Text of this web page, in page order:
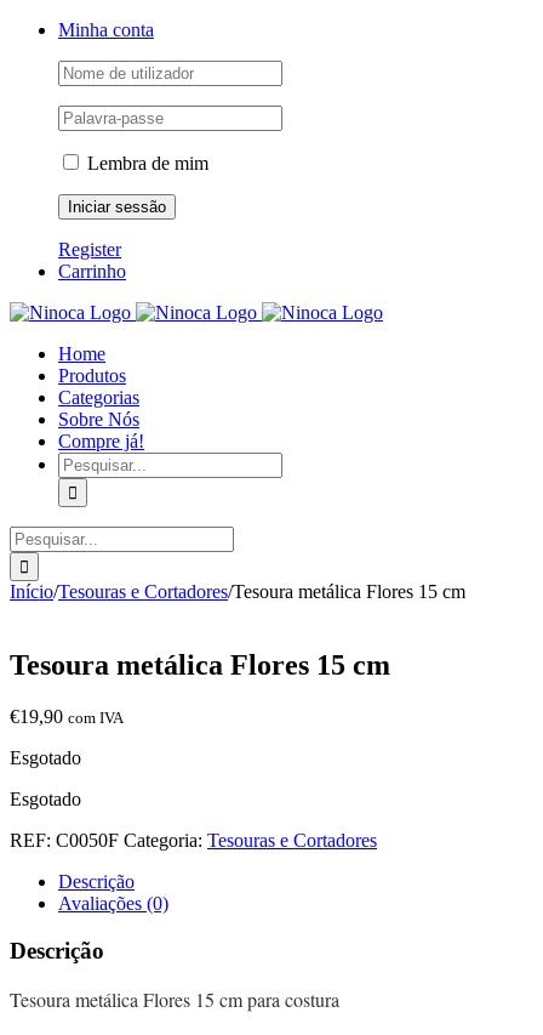
Skip
Facebook
Instagram
YouTubeMinha conta
Lembra de mim
Register
Carrinho
Home
Produtos
Categorias
Sobre Nós
Compre já!
Pesquisar
Pesquisar
Início/Tesouras e Cortadores/Tesoura metálica Flores 15 cm
Tesoura metálica Flores 15 cm
€19,90 com IVA
Esgotado
Esgotado
REF: C0050F Categoria: Tesouras e Cortadores
Descrição
Avaliações (0)
Descrição
Tesoura metálica Flores 15 cm para costura